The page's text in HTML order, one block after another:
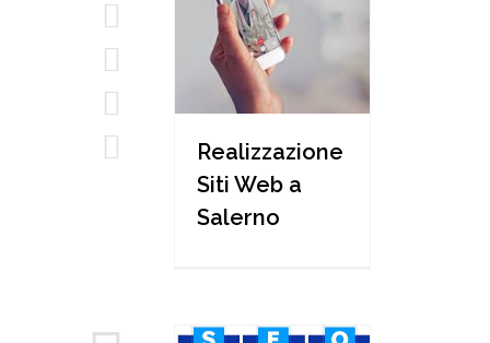
Realizzazione
Siti Web a
Salerno